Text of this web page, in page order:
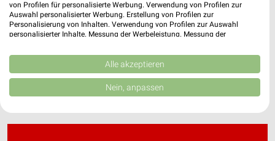
cyberport Angebote im aktuellen Prospekt für
Bochum
von Profilen für personalisierte Werbung. Verwendung von Profilen zur
Auswahl personalisierter Werbung. Erstellung von Profilen zur
Personalisierung von Inhalten. Verwendung von Profilen zur Auswahl
personalisierter Inhalte. Messung der Werbeleistung. Messung der
Kombinationen von Daten aus verschiedenen Quellen. Entwicklung und
Verbesserung der Angebote. Verwendung reduzierter Daten zur Auswahl
von Inhalten.
Daten können außerhalb der Europäischen Union weitergegeben und in die
USA gesendet werden.
Website/App.
Alle akzeptieren
Nein, anpassen